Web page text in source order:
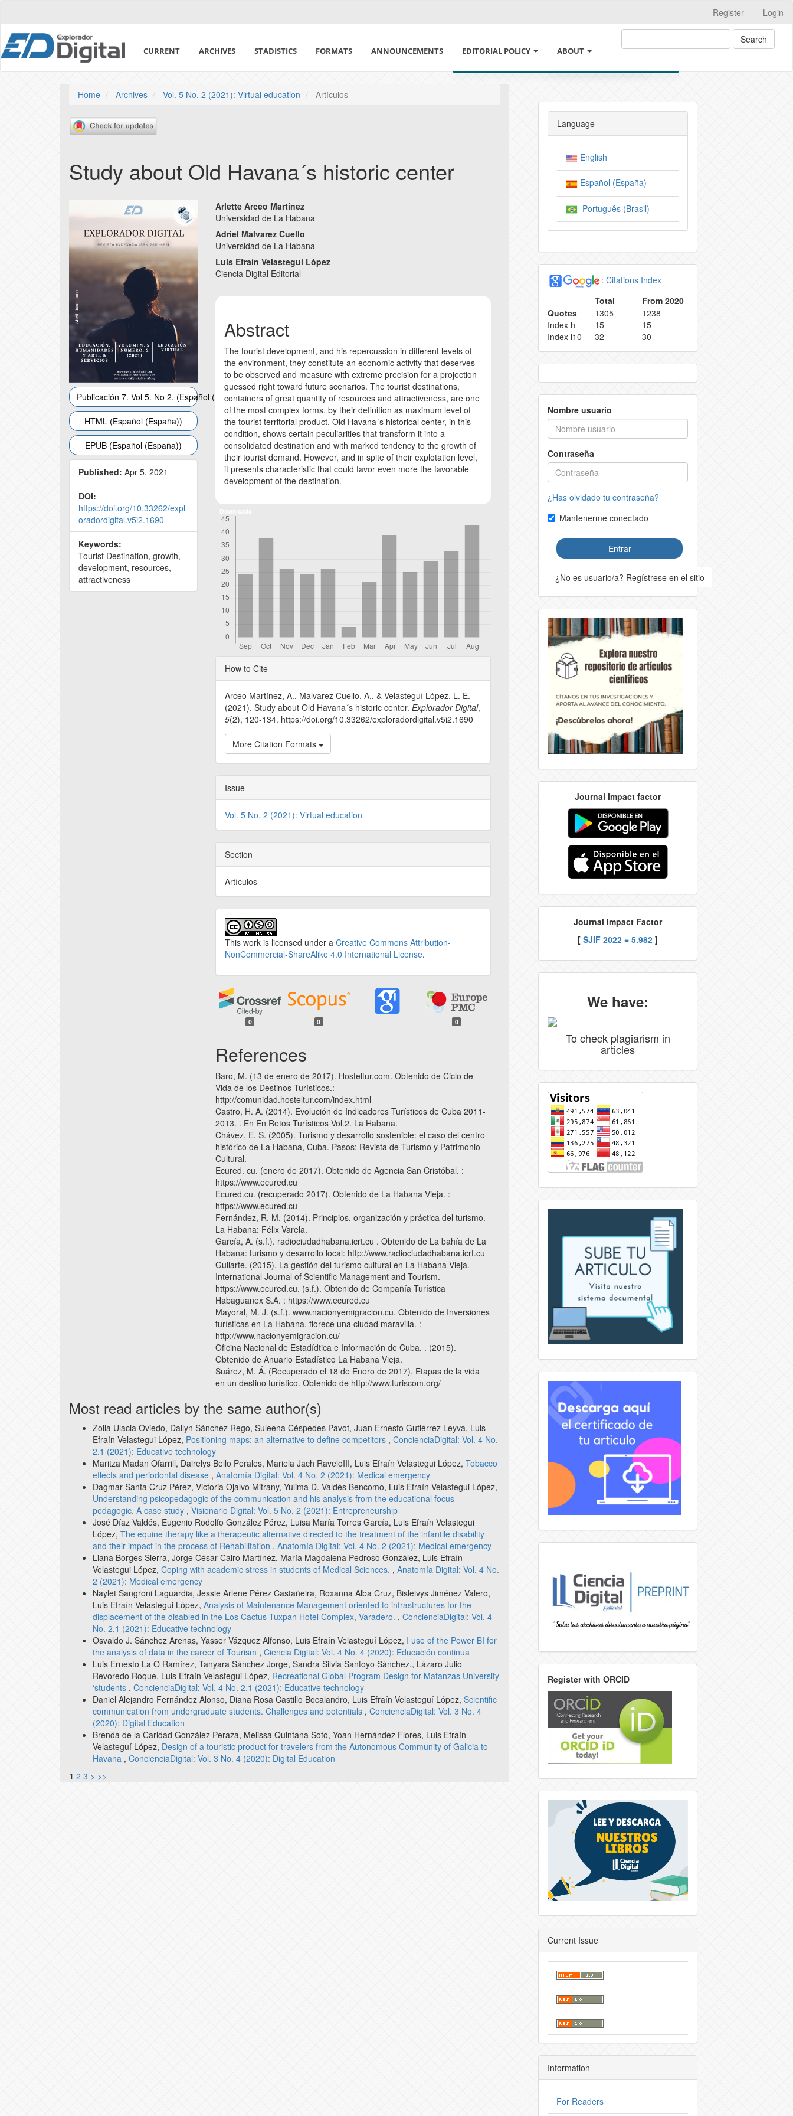
page
content
Register Login
CURRENT ARCHIVES STADISTICS FORMATS ANNOUNCEMENTS EDITORIAL POLICY
DECLARATION OF ETHICS AND GOOD PRACTICES
CONFLICT OF INTEREST AND CHANGES IN AUTHORSHIP
MAGAZINE SECTION AND ARCHIVE POLICIES
AUTHORSHIP POLICY AND AUTHOR CHARGES
CORRECTION AND RETRACTION POLICY
ANTI-PLAGIARISM POLICY
INSTRUCTIONS FOR AUTHORS
ABOUT
SUBMISSIONS
EDITORIAL TEAM
PRIVACY STATEMENT
INDEXACIÓN
CONTACT
Search
Home Archives Vol. 5 No. 2 (2021): Virtual education Artículos
Study about Old Havana´s historic center
Sidebar
Publicación 7. Vol 5. No 2. (Español (España))
HTML (Español (España))
EPUB (Español (España))
Published: Apr 5, 2021
DOI:
https://doi.org/10.33262/expl
oradordigital.v5i2.1690
Keywords:
Tourist Destination, growth,
development, resources,
attractiveness
Main
Article
Content
Arlette Arceo Martínez
Universidad de La Habana
Adriel Malvarez Cuello
Universidad de La Habana
Luis Efraín Velasteguí López
Ciencia Digital Editorial
Abstract
The tourist development, and his repercussion in different levels of
the environment, they constitute an economic activity that deserves
to be observed and measure with extreme precision for a projection
guessed right toward future scenarios. The tourist destinations,
containers of great quantity of resources and attractiveness, are one
of the most complex forms, by their definition as maximum level of
the tourist territorial product. Old Havana´s historical center, in this
condition, shows certain peculiarities that transform it into a
consolidated destination and with marked tendency to the growth of
their tourist demand. However, and in spite of their explotation level,
it presents characteristic that could favor even more the favorable
development of the destination.
Article
Details
How to Cite
Arceo Martínez, A., Malvarez Cuello, A., & Velasteguí López, L. E.
(2021). Study about Old Havana´s historic center.Explorador Digital,
5(2), 120-134. https://doi.org/10.33262/exploradordigital.v5i2.1690
More Citation Formats
Issue
Vol. 5 No. 2 (2021): Virtual education
Section
Artículos
This work is licensed under aCreative Commons Attribution-
NonCommercial-ShareAlike 4.0 International License.
0 0 0
References
Baro, M. (13 de enero de 2017). Hosteltur.com. Obtenido de Ciclo de
Vida de los Destinos Turísticos.:
http://comunidad.hosteltur.com/index.html
Castro, H. A. (2014). Evolución de Indicadores Turísticos de Cuba 2011-
2013. . En En Retos Turísticos Vol.2. La Habana.
Chávez, E. S. (2005). Turismo y desarrollo sostenible: el caso del centro
histórico de La Habana, Cuba. Pasos: Revista de Turismo y Patrimonio
Cultural.
Ecured. cu. (enero de 2017). Obtenido de Agencia San Cristóbal. :
https://www.ecured.cu
Ecured.cu. (recuperado 2017). Obtenido de La Habana Vieja. :
https://www.ecured.cu
Fernández, R. M. (2014). Principios, organización y práctica del turismo.
La Habana: Félix Varela.
García, A. (s.f.). radiociudadhabana.icrt.cu . Obtenido de La bahía de La
Habana: turismo y desarrollo local: http://www.radiociudadhabana.icrt.cu
Guilarte. (2015). La gestión del turismo cultural en La Habana Vieja.
International Journal of Scientific Management and Tourism.
https://www.ecured.cu. (s.f.). Obtenido de Compañía Turística
Habaguanex S.A. : https://www.ecured.cu
Mayoral, M. J. (s.f.). www.nacionyemigracion.cu. Obtenido de Inversiones
turísticas en La Habana, florece una ciudad maravilla. :
http://www.nacionyemigracion.cu/
Oficina Nacional de Estadídtica e Información de Cuba. . (2015).
Obtenido de Anuario Estadístico La Habana Vieja.
Suárez, M. Á. (Recuperado el 18 de Enero de 2017). Etapas de la vida
en un destino turístico. Obtenido de http://www.turiscom.org/
Most read articles by the same author(s)
Zoila Ulacia Oviedo, Dailyn Sánchez Rego, Suleena Céspedes Pavot, Juan Ernesto Gutiérrez Leyva, Luis
Efraín Velastegui López, Positioning maps: an alternative to define competitors , ConcienciaDigital: Vol. 4 No.
2.1 (2021): Educative technology
Maritza Madan Ofarrill, Dairelys Bello Perales, Mariela Jach RaveloIII, Luis Efraín Velastegui López, Tobacco
effects and periodontal disease , Anatomía Digital: Vol. 4 No. 2 (2021): Medical emergency
Dagmar Santa Cruz Pérez, Victoria Ojalvo Mitrany, Yulima D. Valdés Bencomo, Luis Efraín Velastegui López,
Understanding psicopedagogic of the communication and his analysis from the educational focus -
pedagogic. A case study , Visionario Digital: Vol. 5 No. 2 (2021): Entrepreneurship
José Díaz Valdés, Eugenio Rodolfo González Pérez, Luisa María Torres García, Luis Efraín Velastegui
López, The equine therapy like a therapeutic alternative directed to the treatment of the infantile disability
and their impact in the process of Rehabilitation , Anatomía Digital: Vol. 4 No. 2 (2021): Medical emergency
Liana Borges Sierra, Jorge César Cairo Martínez, María Magdalena Pedroso González, Luis Efraín
Velastegui López, Coping with academic stress in students of Medical Sciences. , Anatomía Digital: Vol. 4 No.
2 (2021): Medical emergency
Naylet Sangroni Laguardia, Jessie Arlene Pérez Castañeira, Roxanna Alba Cruz, Bisleivys Jiménez Valero,
Luis Efraín Velastegui López, Analysis of Maintenance Management oriented to infrastructures for the
displacement of the disabled in the Los Cactus Tuxpan Hotel Complex, Varadero. , ConcienciaDigital: Vol. 4
No. 2.1 (2021): Educative technology
Osvaldo J. Sánchez Arenas, Yasser Vázquez Alfonso, Luis Efraín Velasteguí López, I use of the Power BI for
the analysis of data in the career of Tourism , Ciencia Digital: Vol. 4 No. 4 (2020): Educación continua
Luis Ernesto La O Ramírez, Tanyara Sánchez Jorge, Sandra Silvia Santoyo Sánchez., Lázaro Julio
Revoredo Roque, Luis Efraín Velastegui López, Recreational Global Program Design for Matanzas University
‘students , ConcienciaDigital: Vol. 4 No. 2.1 (2021): Educative technology
Daniel Alejandro Fernández Alonso, Diana Rosa Castillo Bocalandro, Luis Efraín Velasteguí López, Scientific
communication from undergraduate students. Challenges and potentials , ConcienciaDigital: Vol. 3 No. 4
(2020): Digital Education
Brenda de la Caridad González Peraza, Melissa Quintana Soto, Yoan Hernández Flores, Luis Efraín
Velasteguí López, Design of a touristic product for travelers from the Autonomous Community of Galicia to
Havana , ConcienciaDigital: Vol. 3 No. 4 (2020): Digital Education
1 2 3 > >>
Language
English
Español (España)
Português (Brasil)
: Citations Index
Total
From 2020
Quotes
1305
1238
Index h
15
15
Index i10
32 30
Nombre usuario
Contraseña
¿Has olvidado tu contraseña?
Mantenerme conectado
Entrar
¿No es usuario/a? Regístrese en el sitio
Journal impact factor
Journal Impact Factor
[ SJIF 2022 = 5.982 ]
We have:
To check plagiarism in
articles
Register with ORCID
Current Issue
Information
For Readers